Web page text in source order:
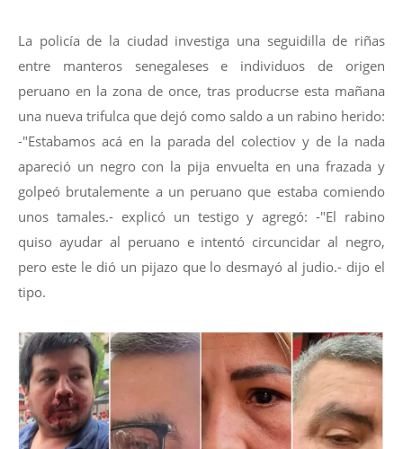
La policía de la ciudad investiga una seguidilla de riñas
entre manteros senegaleses e individuos de origen
peruano en la zona de once, tras producrse esta mañana
una nueva trifulca que dejó como saldo a un rabino herido:
-"Estabamos acá en la parada del colectiov y de la nada
apareció un negro con la pija envuelta en una frazada y
golpeó brutalemente a un peruano que estaba comiendo
unos tamales.- explicó un testigo y agregó: -"El rabino
quiso ayudar al peruano e intentó circuncidar al negro,
pero este le dió un pijazo que lo desmayó al judio.- dijo el
tipo.